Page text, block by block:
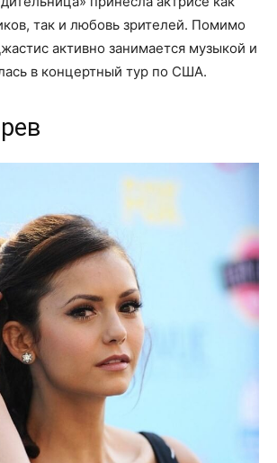
так и любовь зрителей. Помимо
активно занимается музыкой и
в концертный тур по США.